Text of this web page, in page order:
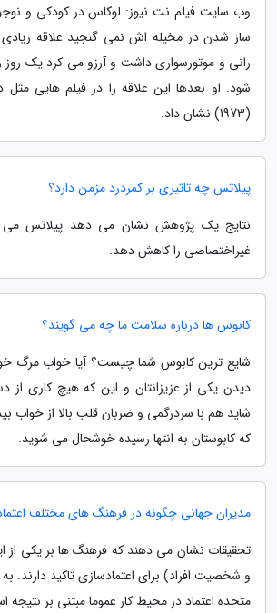
وب سایت فیلم نت نیوز: لوکاس در کودکی و
ساز شدن در مخیله اش نمی گنجید علاقه زیادی
رانی و موتورسواری داشت و آرزو می کرد یک روز
شود. او بعدها این علاقه را در فیلم هایی مثل
(1973) نشان داد.
پیلاتس چه تاثیری بر کمردرد مزمن دارد؟
نتایج یک پژوهش نشان می دهد پیلاتس می
غیراختصاصی را کاهش دهد.
کابوس ها درباره سلامت ما چه می گویند؟
شایع ترین کابوس شما چیست؟ آیا خواب مرگ
دیدن یکی از عزیزانتان و این که هیچ کاری از
شاید هم با سردرگمی و ضربان قلب بالا از خواب
که کابوستان به انتها رسیده خوشحال می شوید.
مدیران جهانی چگونه در فرهنگ های مختلف
تحقیقات نشان می دهند که فرهنگ ها بر یکی از
و شخصیت افراد) برای اعتمادسازی تاکید دارند. به
متحده اعتماد در محیط کار عموما مبتنی بر نتیجه